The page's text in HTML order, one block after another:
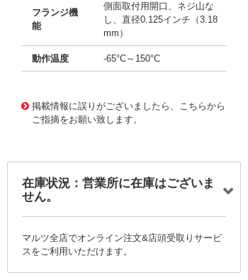
フランジ機
能
側面取付用開口、ネジ山な
し、直径0.125インチ（3.18
mm）
動作温度 -65°C～150°C
掲載情報に誤りがございましたら、こちらから
ご指摘をお願い致します。
在庫状況：営業所に在庫はございま
せん。
マルツ全店でオンライン注文&店頭受取りサービ
スをご利用いただけます。